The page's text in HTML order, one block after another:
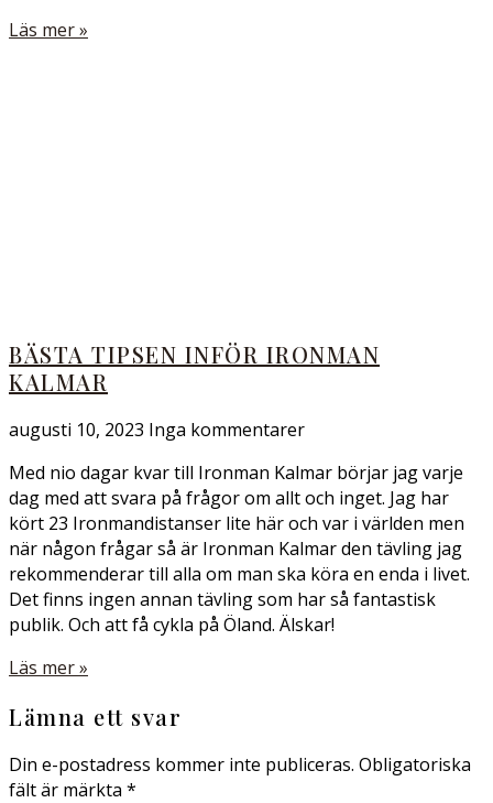
Läs mer »
BÄSTA TIPSEN INFÖR IRONMAN
KALMAR
augusti 10, 2023 Inga kommentarer
Med nio dagar kvar till Ironman Kalmar börjar jag varje
dag med att svara på frågor om allt och inget. Jag har
kört 23 Ironmandistanser lite här och var i världen men
när någon frågar så är Ironman Kalmar den tävling jag
rekommenderar till alla om man ska köra en enda i livet.
Det finns ingen annan tävling som har så fantastisk
publik. Och att få cykla på Öland. Älskar!
Läs mer »
Lämna ett svar
Din e-postadress kommer inte publiceras. Obligatoriska
fält är märkta *